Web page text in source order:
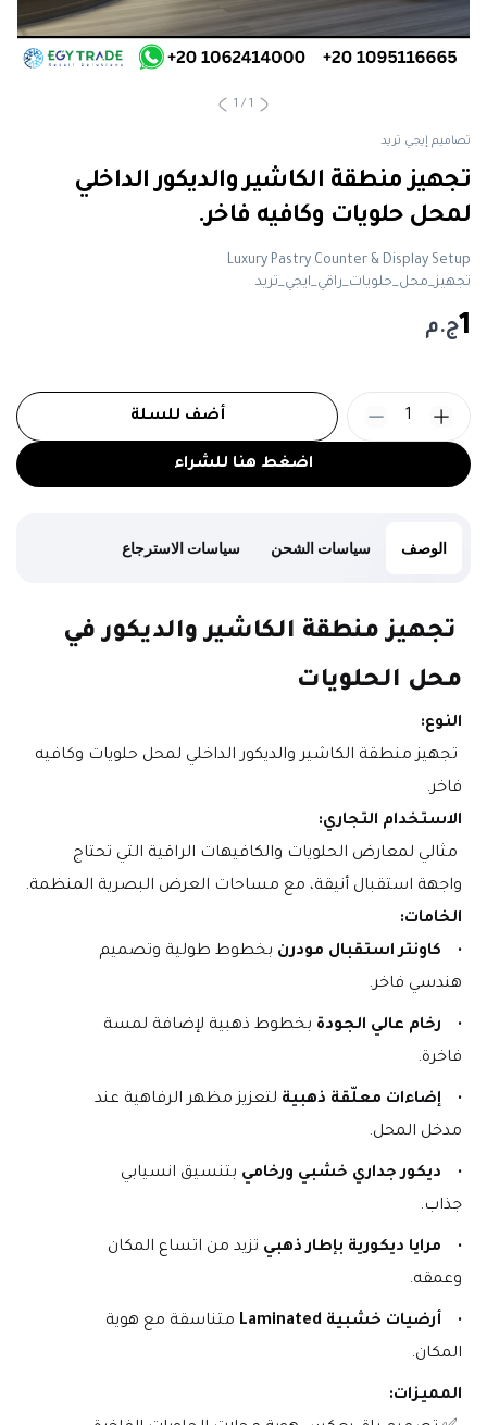
1
/
1
تصاميم إيجي تريد
تجهيز منطقة الكاشير والديكور الداخلي
لمحل حلويات وكافيه فاخر.
Luxury Pastry Counter & Display Setup
تجهيز_محل_حلويات_راقي_ايجي_تريد
1ج.م
اضغط هنا للشراء
أضف للسلة 1
الوصف سياسات الشحن سياسات الاسترجاع
محل الحلويات
النوع:
فاخر.
الاستخدام التجاري:
واجهة استقبال أنيقة، مع مساحات العرض البصرية المنظمة.
الخامات:
كاونتر استقبال مودرن
هندسي فاخر.
رخام عالي الجودة
فاخرة.
إضاءات معلّقة ذهبية
مدخل المحل.
ديكور جداري خشبي ورخامي
جذاب.
مرايا ديكورية بإطار ذهبي
وعمقه.
أرضيات خشبية Laminated
المكان.
المميزات: